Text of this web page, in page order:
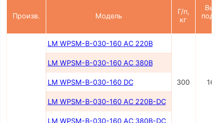
Произв. Модель
Г/п,
кг
LM WPSM-B-030-160 AC 220В
300
LM WPSM-B-030-160 AC 380В
LM WPSM-B-030-160 DC
LM WPSM-B-030-160 AC 220B-DC
LM WPSM-B-030-160 AC 380B-DC